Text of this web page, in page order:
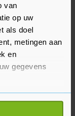
van
op uw
als doel
metingen aan
en
gegevens